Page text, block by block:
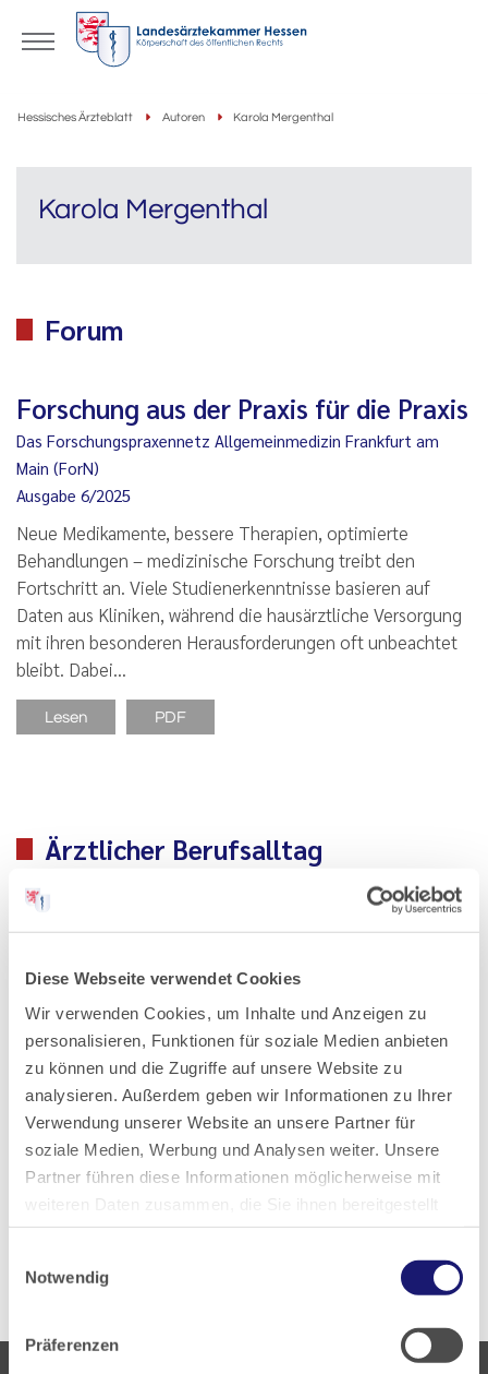
Diese Webseite verwendet Cookies
Wir verwenden Cookies, um Inhalte und Anzeigen zu
personalisieren, Funktionen für soziale Medien anbieten
zu können und die Zugriffe auf unsere Website zu
analysieren. Außerdem geben wir Informationen zu Ihrer
Verwendung unserer Website an unsere Partner für
soziale Medien, Werbung und Analysen weiter. Unsere
Partner führen diese Informationen möglicherweise mit
weiteren Daten zusammen, die Sie ihnen bereitgestellt
haben oder die sie im Rahmen Ihrer Nutzung der Dienste
Notwendig
Präferenzen
Hessisches Ärzteblatt Autoren Karola Mergenthal
Karola Mergenthal
Forum
Forschung aus der Praxis für die Praxis
Das Forschungspraxennetz Allgemeinmedizin Frankfurt am
Main (ForN)
Ausgabe 6/2025
Neue Medikamente, bessere Therapien, optimierte
Behandlungen – medizinische Forschung treibt den
Fortschritt an. Viele Studienerkenntnisse basieren auf
Daten aus Kliniken, während die hausärztliche Versorgung
mit ihren besonderen Herausforderungen oft unbeachtet
bleibt. Dabei…
Lesen PDF
Ärztlicher Berufsalltag
Forschung aus der Praxis für die Praxis
Main (ForN) Forschungspraxennetze bilden die Grundlage
für qualitativ hochwertige allgemeinmedizinische
Forschung, denn der Großteil der Patientenversorgung
findet im ambulanten Setting statt. Der Großteil
klinischer…
Lesen PDF